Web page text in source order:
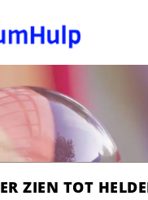
ZIEN TOT